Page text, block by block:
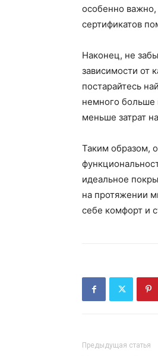
особенно
сертификатов
Наконец, не
зависимости от
постарайтесь
немного больше
меньше затрат
Таким образом,
идеальное
на протяжении
себе комфорт и
Предыдущая статья